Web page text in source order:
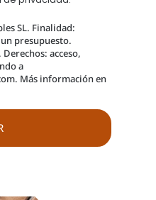
SL. Finalidad:
presupuesto.
acceso,
a
Más información en